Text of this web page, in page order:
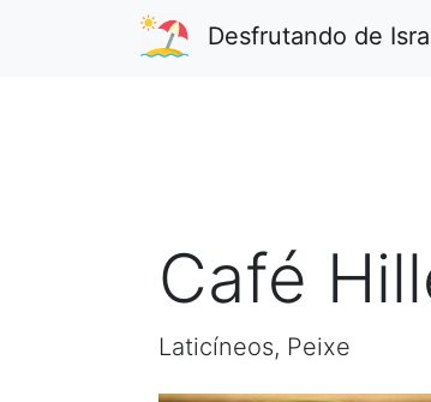
Desfrutando de
Café
Laticíneos, Peixe